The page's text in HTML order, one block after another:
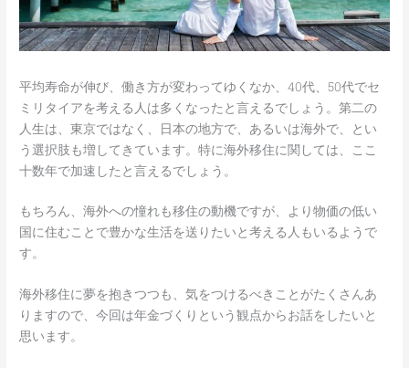
平均寿命が伸び、働き方が変わってゆくなか、40代、50代でセ
ミリタイアを考える人は多くなったと言えるでしょう。第二の
人生は、東京ではなく、日本の地方で、あるいは海外で、とい
う選択肢も増してきています。特に海外移住に関しては、ここ
十数年で加速したと言えるでしょう。
もちろん、海外への憧れも移住の動機ですが、より物価の低い
国に住むことで豊かな生活を送りたいと考える人もいるようで
す。
海外移住に夢を抱きつつも、気をつけるべきことがたくさんあ
りますので、今回は年金づくりという観点からお話をしたいと
思います。